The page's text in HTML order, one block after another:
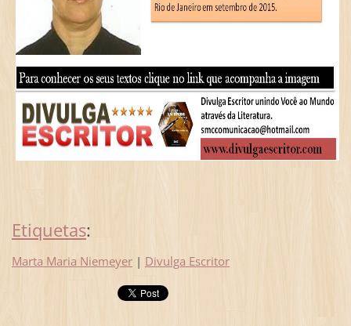
Etiquetas:
Marta Maria Niemeyer | Divulga Escritor